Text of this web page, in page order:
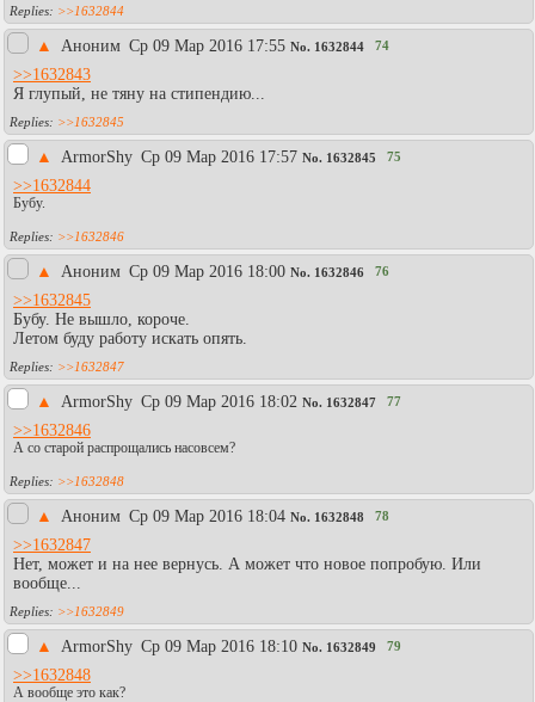
>>1632844
▲ Аноним Ср 09 Мар 2016 17:55 No. 1632844 74
>>1632843
Я глупый, не тяну на стипендию...
>>1632845
▲ АrmоrShy Ср 09 Мар 2016 17:57 No. 1632845 75
>>1632844
Бубу.
>>1632846
▲ Аноним Ср 09 Мар 2016 18:00 No. 1632846 76
>>1632845
Бубу. Не вышло, короче.
Летом буду работу искать опять.
>>1632847
▲ АrmоrShy Ср 09 Мар 2016 18:02 No. 1632847 77
>>1632846
А со старой распрощались насовсем?
>>1632848
▲ Аноним Ср 09 Мар 2016 18:04 No. 1632848 78
>>1632847
Нет, может и на нее вернусь. А может что новое попробую. Или
вообще...
>>1632849
▲ АrmоrShy Ср 09 Мар 2016 18:10 No. 1632849 79
>>1632848
А вообще это как?